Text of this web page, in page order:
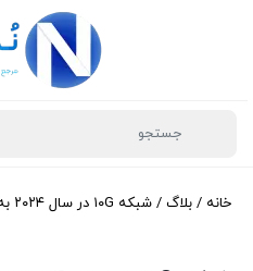
خانه / بلاگ / شبکه ۱۰G در سال ۲۰۲۴ به چه معناست؟